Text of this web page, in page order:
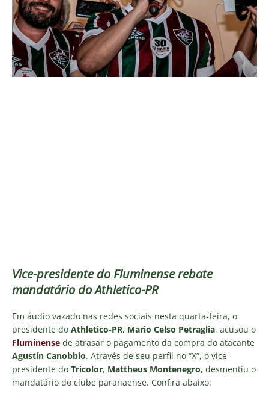
Vice-presidente do Fluminense rebate
mandatário do Athletico-PR
Em áudio vazado nas redes sociais nesta quarta-feira, o
presidente do Athletico-PR, Mario Celso Petraglia, acusou o
Fluminense de atrasar o pagamento da compra do atacante
Agustín Canobbio. Através de seu perfil no “X”, o vice-
presidente do Tricolor, Mattheus Montenegro, desmentiu o
mandatário do clube paranaense. Confira abaixo: